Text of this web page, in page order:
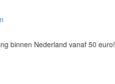
binnen Nederland vanaf 50 euro!